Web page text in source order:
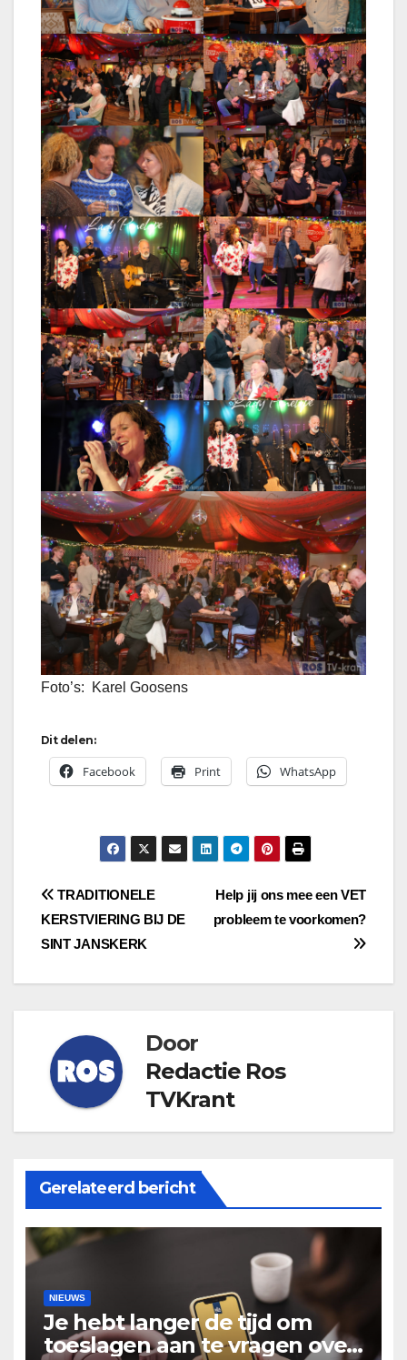
Foto’s: Karel Goosens
Dit delen:
Facebook Print WhatsApp
Bericht
navigatie
Help jij ons mee een VET
probleem te voorkomen?
TRADITIONELE
KERSTVIERING BIJ DE
SINT JANSKERK
Door
Redactie Ros
TVKrant
Gerelateerd bericht
NIEUWS
Je hebt langer de tijd om
toeslagen aan te vragen over